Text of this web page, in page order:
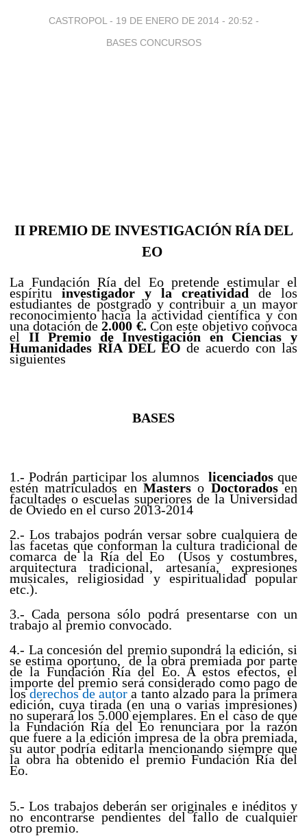
CASTROPOL - 19 DE ENERO DE 2014 - 20:52 -
BASES CONCURSOS
II PREMIO DE INVESTIGACIÓN RÍA DEL
EO
La Fundación Ría del Eo pretende estimular el
espíritu investigador y la creatividad de los
estudiantes de postgrado y contribuir a un mayor
reconocimiento hacia la actividad científica y con
una dotación de2.000 €. Con este objetivo convoca
el II Premio de Investigación en Ciencias y
Humanidades RÍA DEL EO de acuerdo con las
siguientes
BASES
1.- Podrán participar los alumnos licenciadosque
estén matriculados en Masters o Doctoradosen
facultades o escuelas superiores de la Universidad
de Oviedo en el curso 2013-2014
2.- Los trabajos podrán versar sobre cualquiera de
las facetas que conforman la cultura tradicional de
comarca de la Ría del Eo (Usos y costumbres,
arquitectura tradicional, artesanía, expresiones
musicales, religiosidad y espiritualidad popular
etc.).
3.- Cada persona sólo podrá presentarse con un
trabajo al premio convocado.
4.- La concesión del premio supondrá la edición, si
se estima oportuno, de la obra premiada por parte
de la Fundación Ría del Eo. A estos efectos, el
importe del premio será considerado como pago de
losderechos de autor a tanto alzado para la primera
edición, cuya tirada (en una o varias impresiones)
no superará los 5.000 ejemplares. En el caso de que
la Fundación Ría del Eo renunciara por la razón
que fuere a la edición impresa de la obra premiada,
su autor podría editarla mencionando siempre que
la obra ha obtenido el premio Fundación Ría del
Eo.
5.- Los trabajos deberán ser originales e inéditos y
no encontrarse pendientes del fallo de cualquier
otro premio.